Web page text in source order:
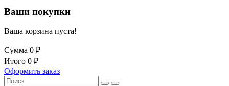
Ваши покупки
Ваша корзина пуста!
Сумма 0 ₽
Итого 0 ₽
Оформить заказ